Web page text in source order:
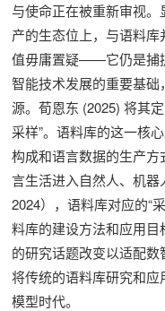
与使命正在被重新审视
产的生态位上，与语料
值毋庸置疑——它仍是捕
智能技术发展的重要基
源。荀恩东 (2025) 将其
采样”。语料库的这一核
构成和语言数据的生产
言生活进入自然人、机器
2024），语料库对应的“
料库的建设方法和应用
的研究话题改变以适配
将传统的语料库研究和
模型时代。